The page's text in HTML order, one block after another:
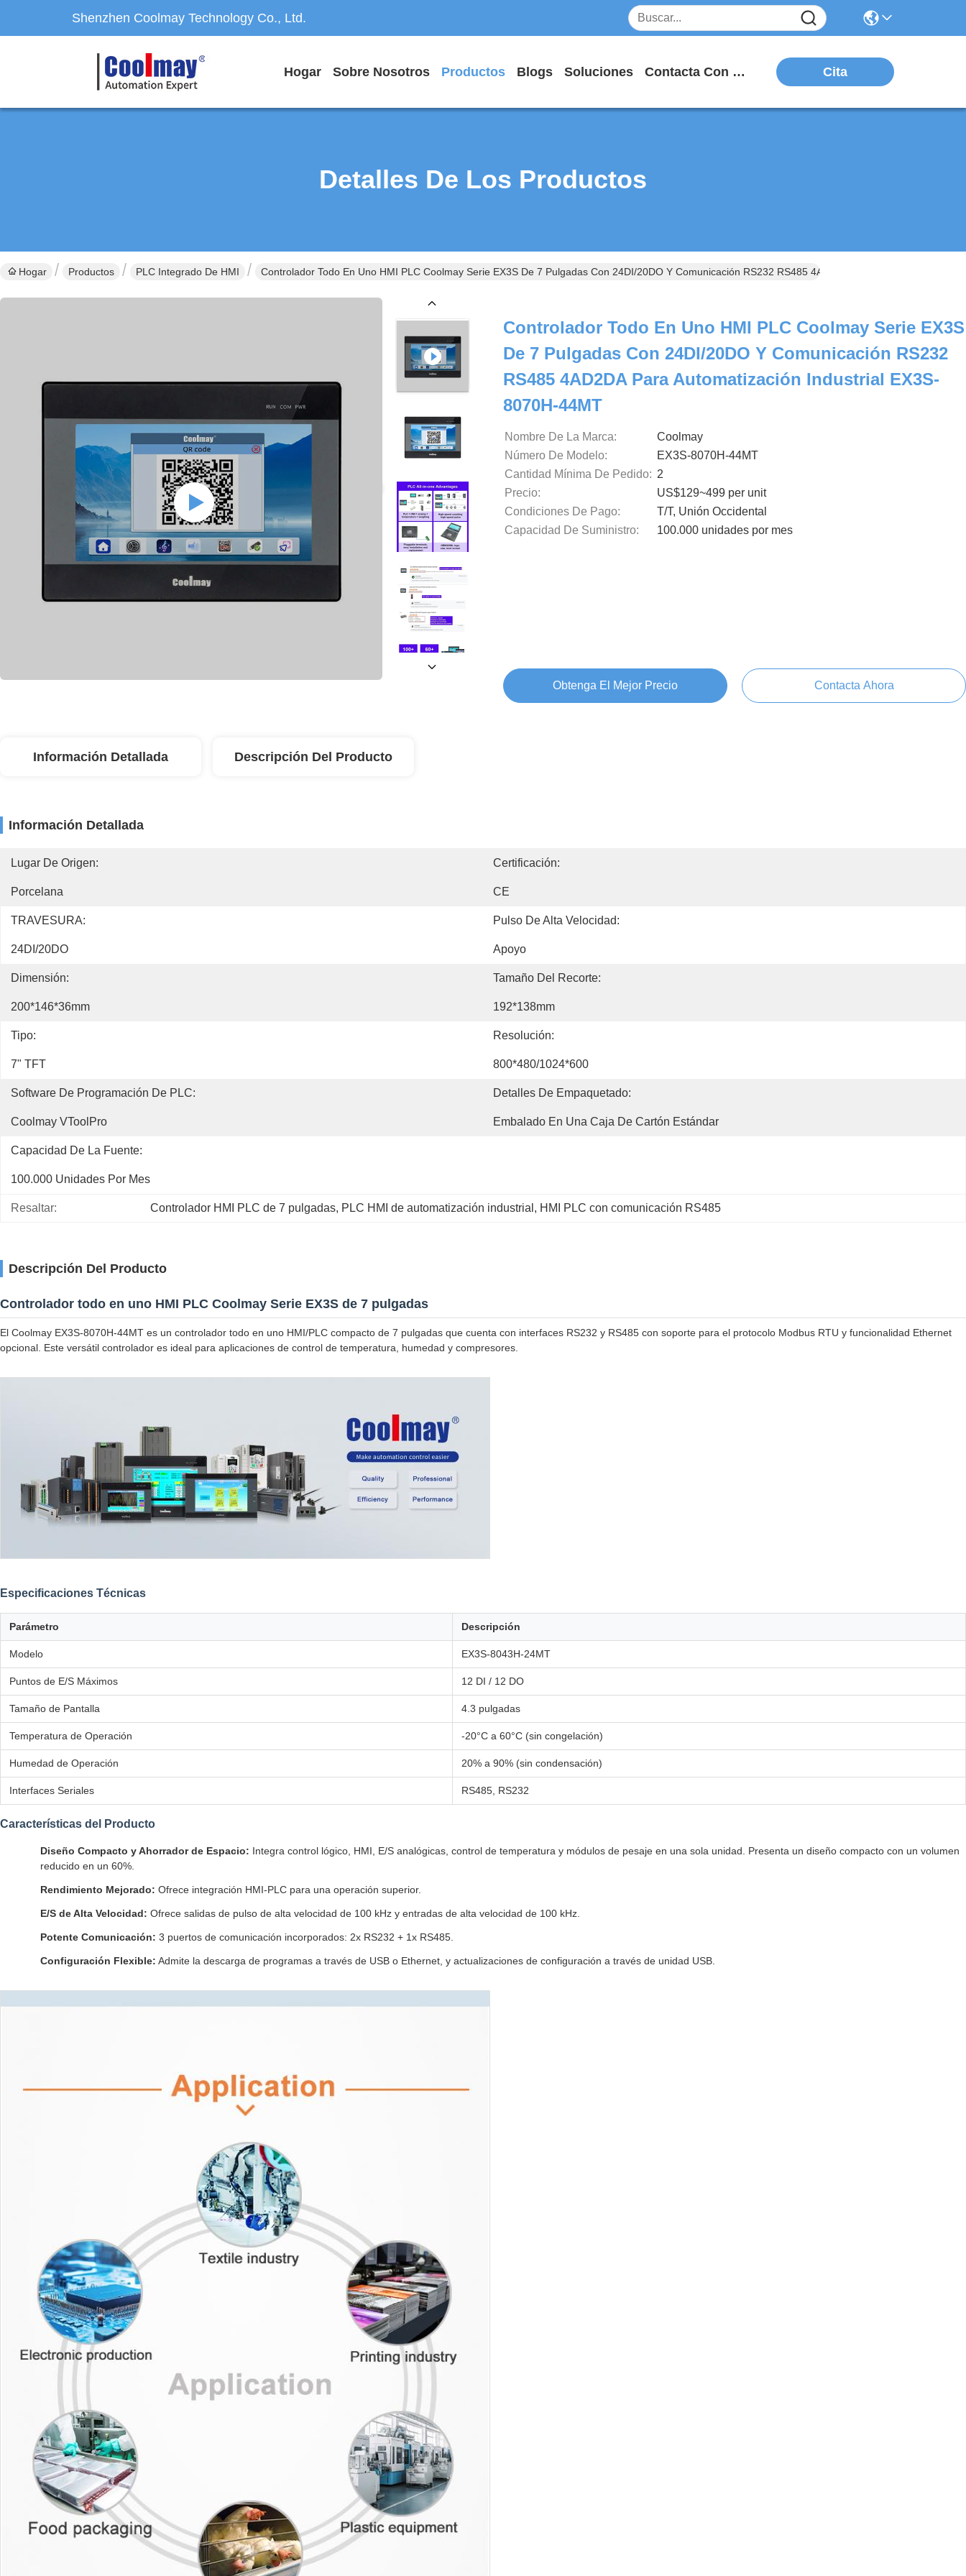
Shenzhen Coolmay Technology Co., Ltd.
Hogar Sobre Nosotros Productos Blogs Soluciones Contacta Con Nosotros Cita
Detalles De Los Productos
Hogar Productos PLC Integrado De HMI Controlador Todo En Uno HMI PLC Coolmay Serie EX3S De 7 Pulgadas Con 24DI/20DO Y Comunicación RS232 RS485 4AD2DA Para Automatización
Controlador Todo En Uno HMI PLC Coolmay Serie EX3S
De 7 Pulgadas Con 24DI/20DO Y Comunicación RS232
RS485 4AD2DA Para Automatización Industrial EX3S-
8070H-44MT
Nombre De La Marca:
Coolmay
Número De Modelo:
EX3S-8070H-44MT
Cantidad Mínima De Pedido: 2
Precio:
US$129~499 per unit
Condiciones De Pago:
T/T, Unión Occidental
Capacidad De Suministro:
100.000 unidades por mes
Obtenga El Mejor Precio Contacta Ahora
Información Detallada Descripción Del Producto
Información Detallada
Lugar De Origen:
Porcelana
Certificación:
CE
TRAVESURA:
24DI/20DO
Pulso De Alta Velocidad:
Apoyo
Dimensión:
200*146*36mm
Tamaño Del Recorte:
192*138mm
Tipo:
7" TFT
Resolución:
800*480/1024*600
Software De Programación De PLC:
Coolmay VToolPro
Detalles De Empaquetado:
Embalado En Una Caja De Cartón Estándar
Capacidad De La Fuente:
100.000 Unidades Por Mes
Resaltar: Controlador HMI PLC de 7 pulgadas, PLC HMI de automatización industrial , HMI PLC con comunicación RS485
Descripción Del Producto
Controlador todo en uno HMI PLC Coolmay Serie EX3S de 7 pulgadas
El Coolmay EX3S-8070H-44MT es un controlador todo en uno HMI/PLC compacto de 7 pulgadas que cuenta con interfaces RS232 y RS485 con soporte para el protocolo Modbus RTU y funcionalidad Ethernet
opcional. Este versátil controlador es ideal para aplicaciones de control de temperatura, humedad y compresores.
Especificaciones Técnicas
Parámetro Descripción
Modelo EX3S-8043H-24MT
Puntos de E/S Máximos 12 DI / 12 DO
Tamaño de Pantalla 4.3 pulgadas
Temperatura de Operación -20°C a 60°C (sin congelación)
Humedad de Operación 20% a 90% (sin condensación)
Interfaces Seriales RS485, RS232
Características del Producto
Diseño Compacto y Ahorrador de Espacio: Integra control lógico, HMI, E/S analógicas, control de temperatura y módulos de pesaje en una sola unidad. Presenta un diseño compacto con un volumen
reducido en un 60%.
Rendimiento Mejorado: Ofrece integración HMI-PLC para una operación superior.
E/S de Alta Velocidad: Ofrece salidas de pulso de alta velocidad de 100 kHz y entradas de alta velocidad de 100 kHz.
Potente Comunicación: 3 puertos de comunicación incorporados: 2x RS232 + 1x RS485.
Configuración Flexible: Admite la descarga de programas a través de USB o Ethernet, y actualizaciones de configuración a través de unidad USB.